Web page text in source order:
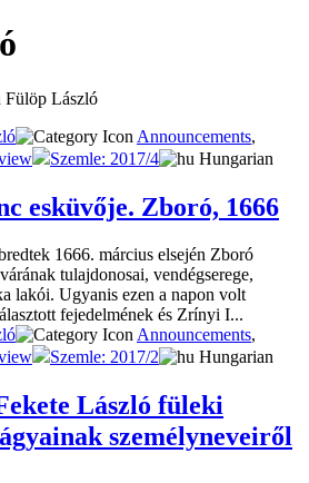
Fülöp László
Announcements,
Szemle: 2017/4 Hungarian
esküvője. Zboró, 1666
1666. március elsején Zboró
tulajdonosai, vendégserege,
lakói. Ugyanis ezen a napon volt
fejedelmének és Zrínyi I...
Announcements,
Szemle: 2017/2 Hungarian
László füleki
személyneveiről